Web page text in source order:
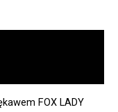
FOX LADY